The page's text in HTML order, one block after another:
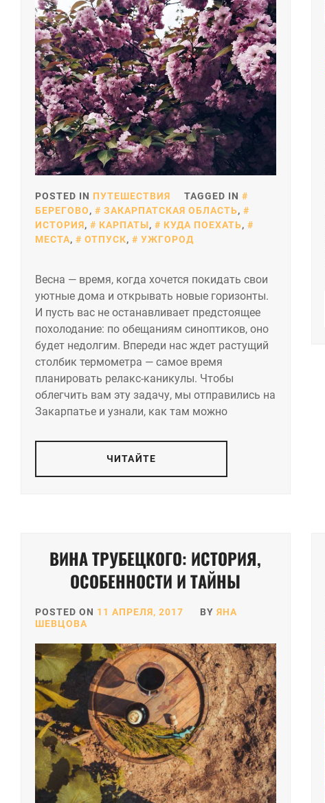
POSTED IN ПУТЕШЕСТВИЯ
TAGGED IN
БЕРЕГОВО, ЗАКАРПАТСКАЯ ОБЛАСТЬ,
ИСТОРИЯ, КАРПАТЫ, КУДА ПОЕХАТЬ,
МЕСТА, ОТПУСК, УЖГОРОД
Весна — время, когда хочется покидать свои
уютные дома и открывать новые горизонты.
И пусть вас не останавливает предстоящее
похолодание: по обещаниям синоптиков, оно
будет недолгим. Впереди нас ждет растущий
столбик термометра — самое время
планировать релакс-каникулы. Чтобы
облегчить вам эту задачу, мы отправились на
Закарпатье и узнали, как там можно
ЧИТАЙТЕ
ВИНА ТРУБЕЦКОГО: ИСТОРИЯ,
ОСОБЕННОСТИ И ТАЙНЫ
POSTED ON 11 АПРЕЛЯ, 2017 BY ЯНА
ШЕВЦОВА